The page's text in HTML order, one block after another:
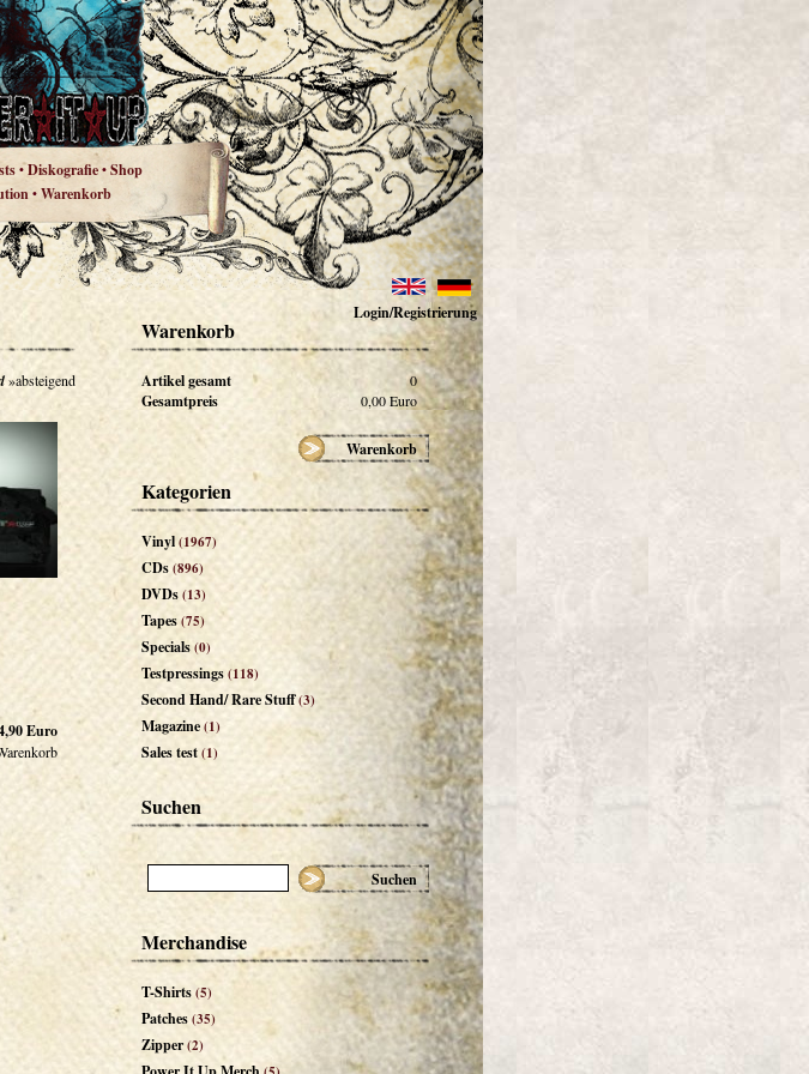
•Diskografie•Shop
•Warenkorb
Login/Registrierung
»absteigend
Euro
Warenkorb
Artikel gesamt 0
Gesamtpreis 0,00Euro
Warenkorb
Kategorien
Vinyl(1967)
CDs(896)
DVDs(13)
Tapes(75)
Specials(0)
Testpressings(118)
Second Hand/ Rare Stuff(3)
Magazine(1)
Sales test(1)
Suchen
Suchen
Merchandise
T-Shirts(5)
Patches(35)
Zipper(2)